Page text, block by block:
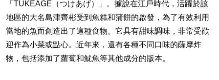
「TUKEAGE（つけあげ）」。據說在江戶時代，活躍於該
地區的大名島津齊彬受到魚糕和蒲餅的啟發，為了有效利用
當地的魚而創造出了這種食物。它具有甜味調味，非常受歡
迎作為小菜或點心。近年來，還有各種不同口味的薩摩炸
物，包括添加了蘿蔔和魷魚等其他成分的版本。